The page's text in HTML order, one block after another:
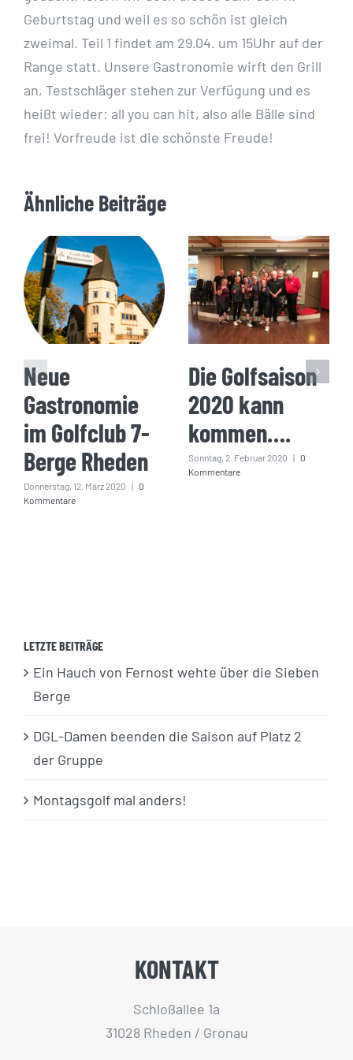
Geburtstag und weil es so schön ist gleich
zweimal. Teil 1 findet am 29.04. um 15Uhr auf der
Range statt. Unsere Gastronomie wirft den Grill
an, Testschläger stehen zur Verfügung und es
heißt wieder: all you can hit, also alle Bälle sind
frei! Vorfreude ist die schönste Freude!
Ähnliche Beiträge
Neue
Gastronomie
im Golfclub 7-
Berge Rheden
Donnerstag, 12. März 2020 | 0
Kommentare
Die Golfsaison
2020 kann
kommen….
Sonntag, 2. Februar 2020 | 0
Kommentare
LETZTE BEITRÄGE
Ein Hauch von Fernost wehte über die Sieben
Berge
DGL-Damen beenden die Saison auf Platz 2
der Gruppe
Montagsgolf mal anders!
KONTAKT
Schloßallee 1a
31028 Rheden / Gronau